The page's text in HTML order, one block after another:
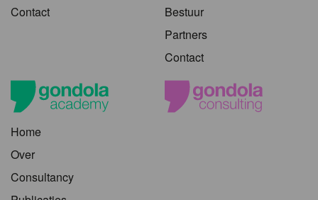
Contact
Bestuur
Partners
Contact
Home
Over
Consultancy